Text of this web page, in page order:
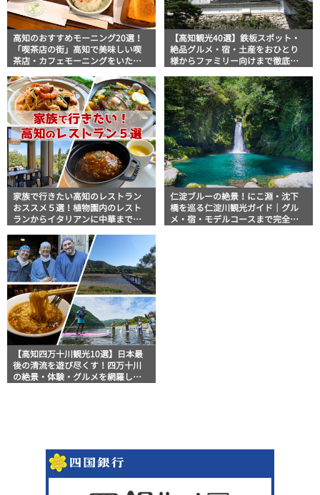
高知のおすすめモーニング20選！
「喫茶店の街」高知で美味しい喫
茶店・カフェモーニングをいただ
【高知観光40選】鉄板スポット・
絶品グルメ・宿・土産をおひとり
様からファミリー向けまで徹底解
家族で行きたい高知のレストラン
おススメ５選！植物園内のレスト
ランからイタリアンに中華まで楽
仁淀ブルーの絶景！にこ淵・沈下
橋を巡る仁淀川観光ガイド｜グル
メ・宿・モデルコースまで完全網
【高知四万十川観光10選】日本最
後の清流を遊び尽くす！四万十川
の絶景・体験・グルメを網羅した